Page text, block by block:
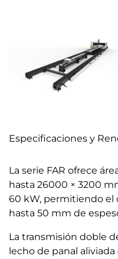
Especificaciones y
La serie FAR ofrece
hasta 26000 × 3200
60 kW, permitiendo el
hasta 50 mm de
La transmisión doble
lecho de panal